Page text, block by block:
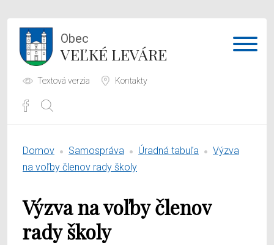
Obec
VEĽKÉ LEVÁRE
Textová verzia Kontakty
Samospráva
O obci
Domov Samospráva Úradná tabuľa
Výzva
na voľby členov rady školy
Výzva na voľby členov
rady školy